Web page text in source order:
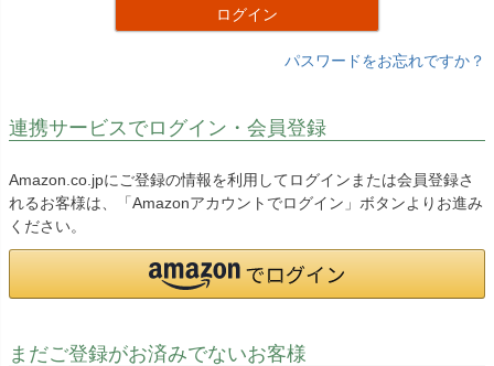
ログイン
パスワードをお忘れですか？
連携サービスでログイン・会員登録
Amazon.co.jpにご登録の情報を利用してログインまたは会員登録さ
れるお客様は、「Amazonアカウントでログイン」ボタンよりお進み
ください。
まだご登録がお済みでないお客様